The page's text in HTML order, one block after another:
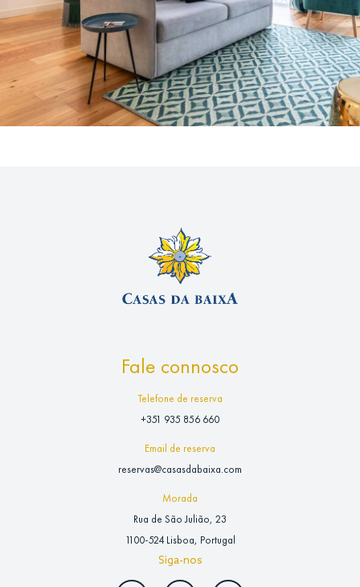
Fale connosco
Telefone de reserva
+351 935 856 660
Email de reserva
reservas@casasdabaixa.com
Morada
Rua de São Julião, 23
1100-524 Lisboa, Portugal
Siga-nos